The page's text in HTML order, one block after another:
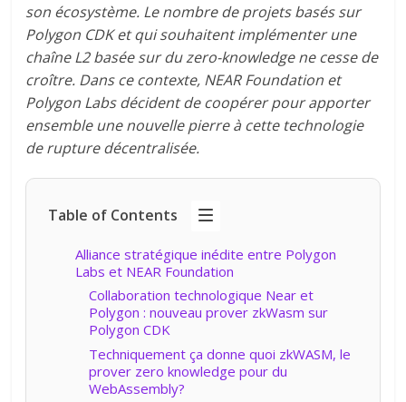
son écosystème. Le nombre de projets basés sur
Polygon CDK et qui souhaitent implémenter une
chaîne L2 basée sur du zero-knowledge ne cesse de
croître. Dans ce contexte, NEAR Foundation et
Polygon Labs décident de coopérer pour apporter
ensemble une nouvelle pierre à cette technologie
de rupture décentralisée.
Table of Contents
Alliance stratégique inédite entre Polygon
Labs et NEAR Foundation
Collaboration technologique Near et
Polygon : nouveau prover zkWasm sur
Polygon CDK
Techniquement ça donne quoi zkWASM, le
prover zero knowledge pour du
WebAssembly?